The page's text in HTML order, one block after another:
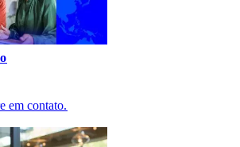
em contato.​​